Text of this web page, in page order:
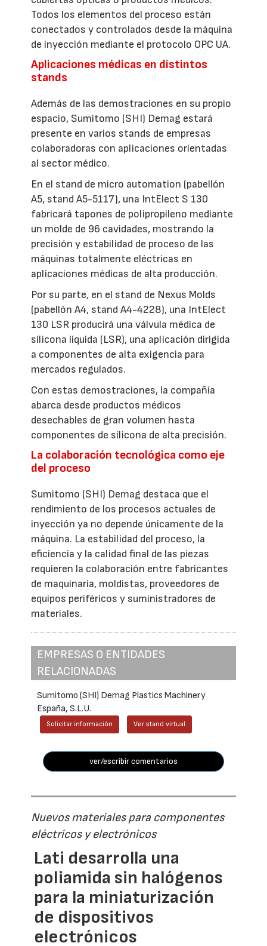
Todos los elementos del proceso están
conectados y controlados desde la máquina
de inyección mediante el protocolo OPC UA.
Aplicaciones médicas en distintos
stands
Además de las demostraciones en su propio
espacio, Sumitomo (SHI) Demag estará
presente en varios stands de empresas
colaboradoras con aplicaciones orientadas
al sector médico.
En el stand de micro automation (pabellón
A5, stand A5-5117), una IntElect S 130
fabricará tapones de polipropileno mediante
un molde de 96 cavidades, mostrando la
precisión y estabilidad de proceso de las
máquinas totalmente eléctricas en
aplicaciones médicas de alta producción.
Por su parte, en el stand de Nexus Molds
(pabellón A4, stand A4-4228), una IntElect
130 LSR producirá una válvula médica de
silicona líquida (LSR), una aplicación dirigida
a componentes de alta exigencia para
mercados regulados.
Con estas demostraciones, la compañía
abarca desde productos médicos
desechables de gran volumen hasta
componentes de silicona de alta precisión.
La colaboración tecnológica como eje
del proceso
Sumitomo (SHI) Demag destaca que el
rendimiento de los procesos actuales de
inyección ya no depende únicamente de la
máquina. La estabilidad del proceso, la
eficiencia y la calidad final de las piezas
requieren la colaboración entre fabricantes
de maquinaria, moldistas, proveedores de
equipos periféricos y suministradores de
materiales.
EMPRESAS O ENTIDADES
RELACIONADAS
Sumitomo (SHI) Demag Plastics Machinery
España, S.L.U.
Solicitar información Ver stand virtual
ver/escribir comentarios
Nuevos materiales para componentes
eléctricos y electrónicos
Lati desarrolla una
poliamida sin halógenos
para la miniaturización
de dispositivos
electrónicos